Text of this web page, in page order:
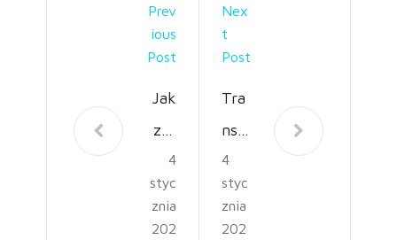
Prev
Ious
Post
Jak
zor
gani
zow
ać
4
styc
znia
202
Nex
T
Post
Tra
nsp
ort
zwł
ok z
4
styc
znia
202